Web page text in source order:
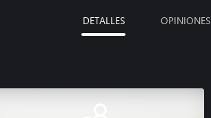
DETALLES OPINIONES